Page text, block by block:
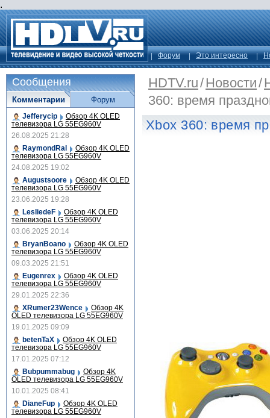
.
Форум Это интересно
HDTV.ru/Новости/
360: время
Xbox 360: время
Сообщения
Комментарии
Jefferycip Обзор 4K OLED
телевизора LG 55EG960V
26.08.2025 21:28
RaymondRal
Обзор 4K OLED
телевизора LG 55EG960V
24.08.2025 19:02
Augustsoore
Обзор 4K OLED
телевизора LG 55EG960V
23.06.2025 19:28
LesliedeF
Обзор 4K OLED
телевизора LG 55EG960V
03.06.2025 20:14
BryanBoano
Обзор 4K OLED
телевизора LG 55EG960V
09.03.2025 21:51
Eugenrex
Обзор 4K OLED
телевизора LG 55EG960V
29.01.2025 22:36
XRumer23Wence
Обзор 4K
OLED телевизора LG 55EG960V
19.01.2025 09:09
betenTaX
Обзор 4K OLED
телевизора LG 55EG960V
17.01.2025 07:12
Bubpummabug
Обзор 4K
OLED телевизора LG 55EG960V
10.01.2025 08:41
DianeFup
Обзор 4K OLED
телевизора LG 55EG960V
Форум